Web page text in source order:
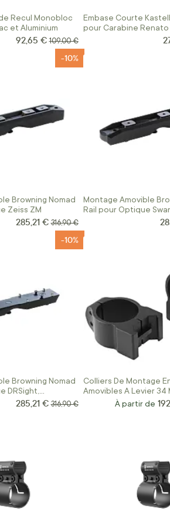
Recul Monobloc
et Aluminium
Prix Spécial
92,65 € Prix normal
109,00 €
Embase Courte
pour Carabine Renato
Browning Nomad
Zeiss ZM
-10%
Prix Spécial
285,21 € Prix normal
316,90 €
Montage Amovible
Rail pour Optique
Browning Nomad
DRSight,
-10%
Prix Spécial
285,21 € Prix normal
316,90 €
Colliers De Montage
Amovibles A Levier 34
À partir de